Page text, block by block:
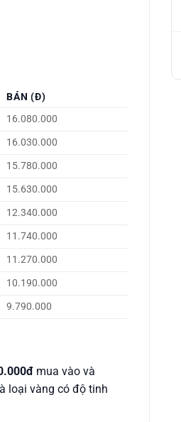
BÁN (Đ)
16.080.000
16.030.000
15.780.000
15.630.000
12.340.000
11.740.000
11.270.000
10.190.000
9.790.000
mua vào và
loại vàng có độ tinh